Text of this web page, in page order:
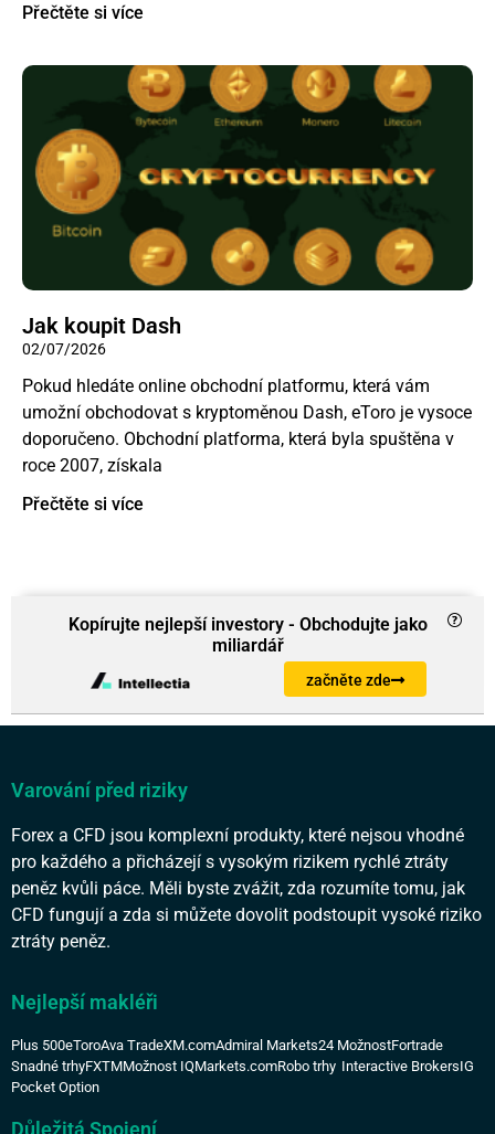
Přečtěte si více
Jak koupit Dash
02/07/2026
Pokud hledáte online obchodní platformu, která vám
umožní obchodovat s kryptoměnou Dash, eToro je vysoce
doporučeno. Obchodní platforma, která byla spuštěna v
roce 2007, získala
Přečtěte si více
Kopírujte nejlepší investory - Obchodujte jako
miliardář
začněte zde
Varování před riziky
Forex a CFD jsou komplexní produkty, které nejsou vhodné
pro každého a přicházejí s vysokým rizikem rychlé ztráty
peněz kvůli páce. Měli byste zvážit, zda rozumíte tomu, jak
CFD fungují a zda si můžete dovolit podstoupit vysoké riziko
ztráty peněz.
Nejlepší makléři
Plus 500eToroAva TradeXM.comAdmiral Markets24 MožnostFortrade
Snadné trhyFXTMMožnost IQMarkets.comRobo trhy Interactive BrokersIG
Pocket Option
Důležitá Spojení